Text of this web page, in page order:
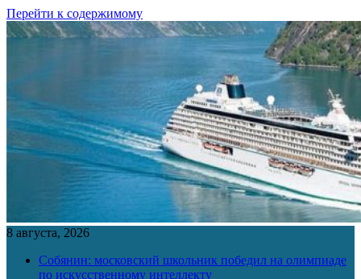
Перейти к содержимому
8 августа, 2026
Собянин: московский школьник победил на олимпиаде
по искусственному интеллекту